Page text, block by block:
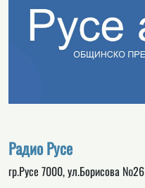
Радио Русе
гр.Русе 7000, ул.Борисова №26